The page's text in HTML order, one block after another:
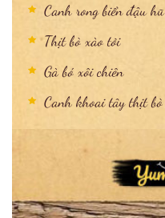
Canh rong biển đậu hũ
Thịt bò xào tỏi
Gà bó xôi chiên
Canh khoai tây thịt bò